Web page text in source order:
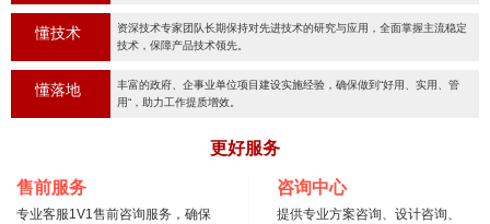
懂技术
资深技术专家团队长期保持对先进技术的研究与应用，全面掌握主流稳定
技术，保障产品技术领先。
懂落地
丰富的政府、企事业单位项目建设实施经验，确保做到“好用、实用、管
用“，助力工作提质增效。
更好服务
售前服务
专业客服1V1售前咨询服务，确保
咨询中心
提供专业方案咨询、设计咨询、